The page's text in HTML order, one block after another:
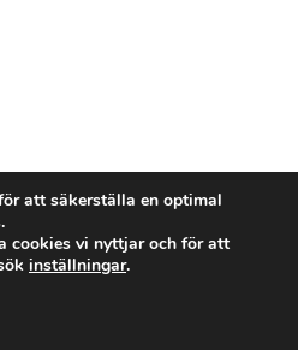
att säkerställa en optimal
cookies vi nyttjar och för att
inställningar.